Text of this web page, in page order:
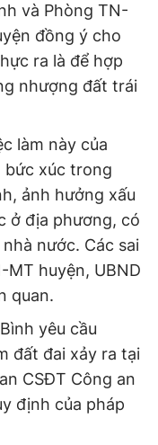
và Phòng TN-
đồng ý cho
ra là để hợp
nhượng đất trái
làm này của
bức xúc trong
ảnh hưởng xấu
ở địa phương, có
nước. Các sai
huyện, UBND
quan.
yêu cầu
đất đai xảy ra tại
CSĐT Công an
định của pháp